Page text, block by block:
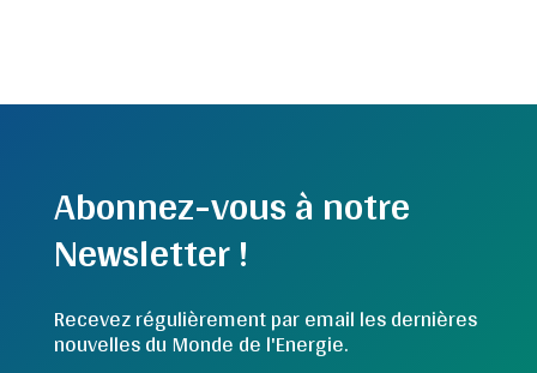
Abonnez-vous à notre
Newsletter !
Recevez régulièrement par email les dernières
nouvelles du Monde de l'Energie.